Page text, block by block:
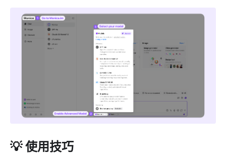
💡 使用技巧